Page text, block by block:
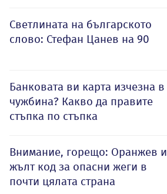
Светлината на българското
слово: Стефан Цанев на 90
Банковата ви карта изчезна в
чужбина? Какво да правите
стъпка по стъпка
Внимание, горещо: Оранжев и
жълт код за опасни жеги в
почти цялата страна